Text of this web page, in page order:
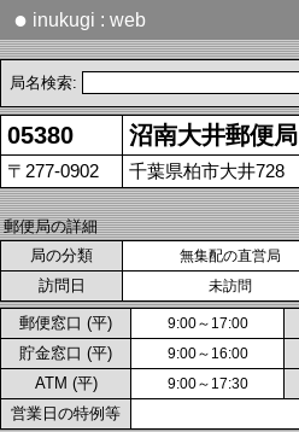
● inukugi : web
局名検索:
05380 沼南大井郵便局
〒277-0902 千葉県柏市大井728
郵便局の詳細
局の分類
無集配の直営局
訪問日 未訪問
郵便窓口 (平) 9:00～17:00
貯金窓口 (平) 9:00～16:00
ATM (平) 9:00～17:30
営業日の特例等